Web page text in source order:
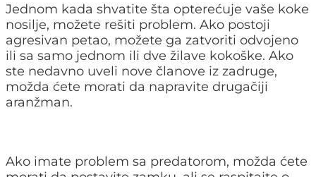
Jednom kada shvatite šta opterećuje vaše koke
nosilje, možete rešiti problem. Ako postoji
agresivan petao, možete ga zatvoriti odvojeno
ili sa samo jednom ili dve žilave kokoške. Ako
ste nedavno uveli nove članove iz zadruge,
možda ćete morati da napravite drugačiji
aranžman.
Ako imate problem sa predatorom, možda ćete